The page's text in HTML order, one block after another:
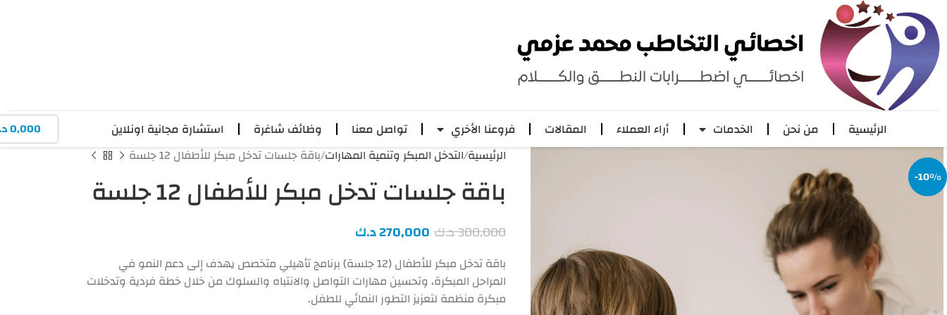
الرئيسية من نحن الخدمات أراء العملاء المقالات فروعنا الأخري تواصل معنا وظائف شاغرة استشارة مجانية اونلاين 0,000
-10%
الرئيسية التدخل المبكر وتنمية المهارات باقة جلسات تدخل مبكر للأطفال 12 جلسة
باقة جلسات تدخل مبكر للأطفال 12 جلسة
300,000د.ك 270,000د.ك
باقة تدخل مبكر للأطفال (12 جلسة) برنامج تأهيلي متخصص يهدف إلى دعم النمو في
المراحل المبكرة، وتحسين مهارات التواصل والانتباه والسلوك من خلال خطة فردية وتدخلات
مبكرة منظمة لتعزيز التطور النمائي للطفل.